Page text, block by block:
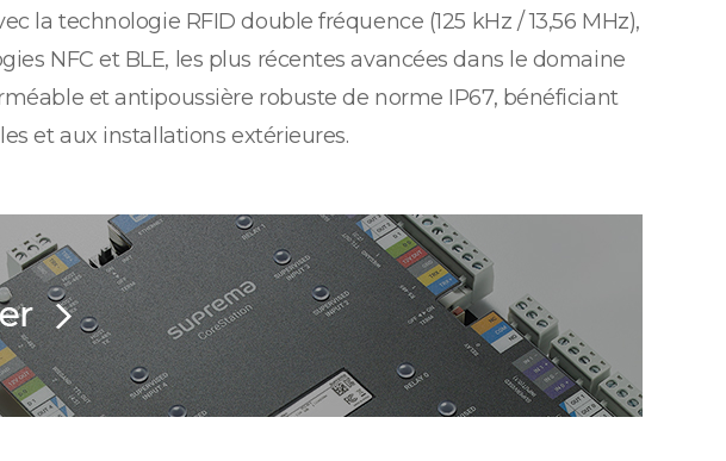
la technologie RFID double fréquence (125 kHz / 13,56 MHz),
NFC et BLE, les plus récentes avancées dans le domaine
et antipoussière robuste de norme IP67, bénéficiant
et aux installations extérieures.